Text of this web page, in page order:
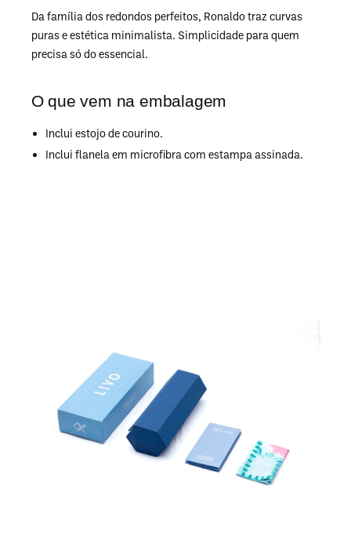
Da família dos redondos perfeitos, Ronaldo traz curvas
puras e estética minimalista. Simplicidade para quem
precisa só do essencial.
O que vem na embalagem
Inclui estojo de courino.
Inclui flanela em microfibra com estampa assinada.